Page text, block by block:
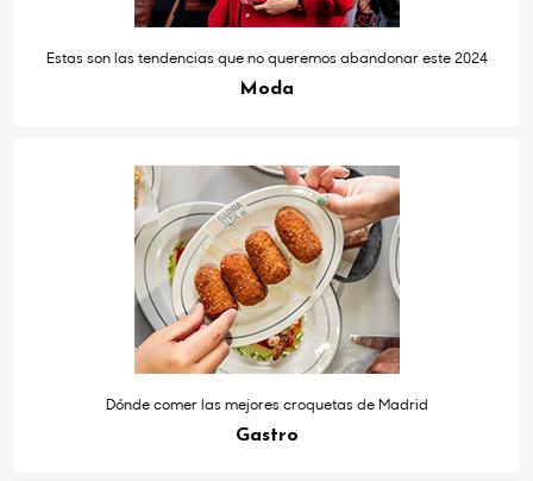
Estas son las tendencias que no queremos abandonar este 2024
Moda
Dónde comer las mejores croquetas de Madrid
Gastro